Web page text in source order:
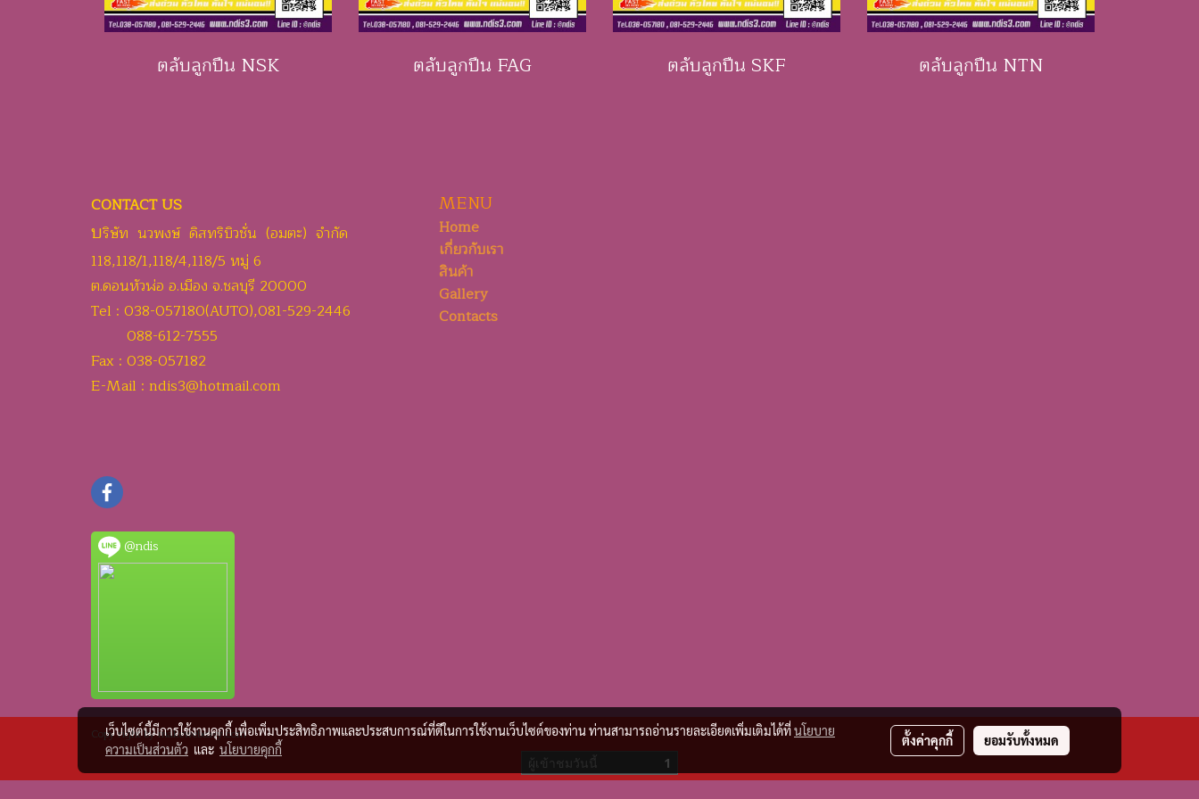
ตลับลูกปืน NSK ตลับลูกปืน FAG ตลับลูกปืน SKF ตลับลูกปืน NTN
CONTACT US
บริษัท นวพงษ์ ดิสทริบิวชั่น (อมตะ) จำกัด
118,118/1,118/4,118/5 หมู่ 6
ต.ดอนหัวฬ่อ อ.เมือง จ.ชลบุรี 20000
Tel : 038-057180(AUTO),081-529-2446
088-612-7555
Fax : 038-057182
E-Mail : ndis3@hotmail.com
@ndis
MENU
Home
เกี่ยวกับเรา
สินค้า
Gallery
Contacts
Copy right by makewebeasy.com
ผู้เข้าชมวันนี้ 1
เว็บไซต์นี้มีการใช้งานคุกกี้ เพื่อเพิ่มประสิทธิภาพและประสบการณ์ที่ดีในการใช้งานเว็บไซต์ของท่าน ท่านสามารถอ่านรายละเอียดเพิ่มเติมได้ที่นโยบาย
ความเป็นส่วนตัว และ นโยบายคุกกี้
ตั้งค่าคุกกี้ ยอมรับทั้งหมด